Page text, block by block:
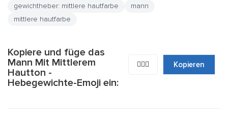
gewichtheber: mittlere hautfarbe
mann
mittlere hautfarbe
Kopiere und füge das
Mann Mit Mittlerem
Hautton -
Hebegewichte-Emoji ein:
🏋🏽‍♂️ Kopieren